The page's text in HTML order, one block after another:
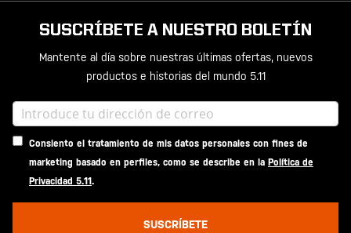
SUSCRÍBETE A NUESTRO BOLETÍN
Mantente al día sobre nuestras últimas ofertas, nuevos
productos e historias del mundo 5.11
Consiento el tratamiento de mis datos personales con fines de
marketing basado en perfiles, como se describe en la Política de
Privacidad 5.11.
SUSCRÍBETE